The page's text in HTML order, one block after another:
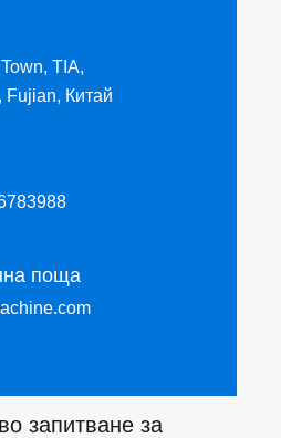
TIA,
Fujian, Китай
поща
запитване за